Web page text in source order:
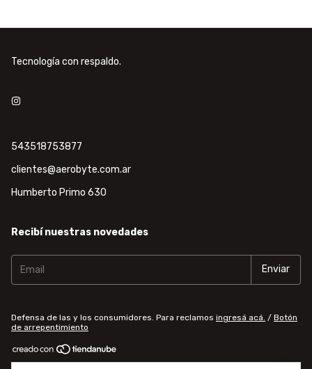
Tecnología con respaldo.
543518753877
clientes@aerobyte.com.ar
Humberto Primo 630
Recibí nuestras novedades
Defensa de las y los consumidores. Para reclamos ingresá acá. / Botón
de arrepentimiento
Copyright Aerobyte - 30718642589 - 2026. Todos los derechos